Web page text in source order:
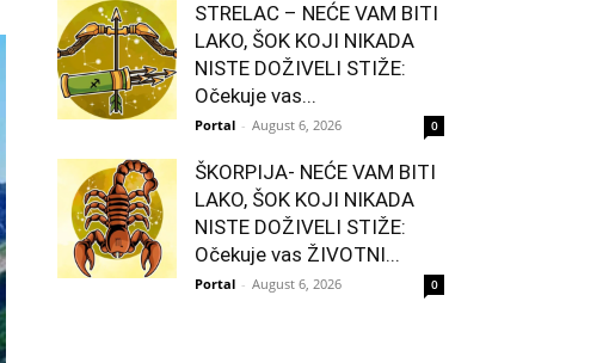
STRELAC – NEĆE VAM BITI
LAKO, ŠOK KOJI NIKADA
NISTE DOŽIVELI STIŽE:
Očekuje vas...
Portal - August 6, 2026 0
ŠKORPIJA- NEĆE VAM BITI
LAKO, ŠOK KOJI NIKADA
NISTE DOŽIVELI STIŽE:
Očekuje vas ŽIVOTNI...
Portal - August 6, 2026 0